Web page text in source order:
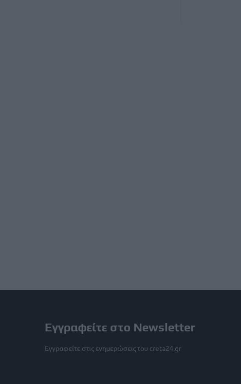
Εγγραφείτε στο Newsletter
Εγγραφείτε στις ενημερώσεις του creta24.gr